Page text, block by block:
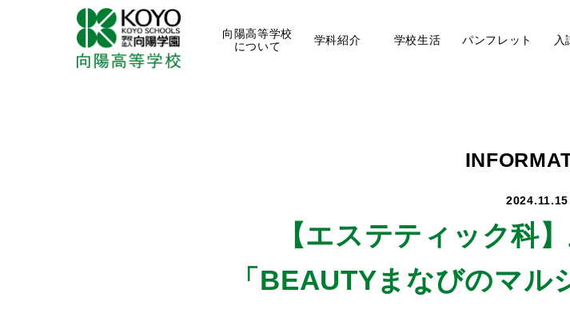
向陽高等学校
について
学科紹介 学校生活 パンフレット 入
2024.11.15
【エステティック科】
「BEAUTYまなびのマル